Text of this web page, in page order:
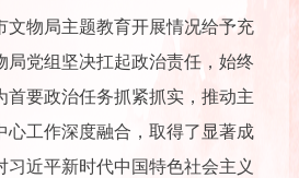
物局主题教育开展情况给予充
局党组坚决扛起政治责任，始终
首要政治任务抓紧抓实，推动主
心工作深度融合，取得了显著成
习近平新时代中国特色社会主义